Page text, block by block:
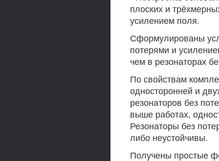
плоских и
усилением поля.
Сформулированы
потерями и
чем в резонаторах
По свойствам
односторонней и
резонаторов без
выше работах,
Резонаторы без
либо неустойчивы.
Получены простые